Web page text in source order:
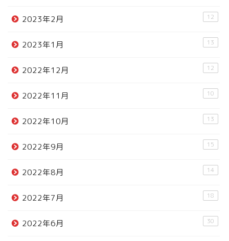
2023年2月 12
2023年1月 13
2022年12月 12
2022年11月 10
2022年10月 13
2022年9月 15
2022年8月 14
2022年7月 18
2022年6月 30